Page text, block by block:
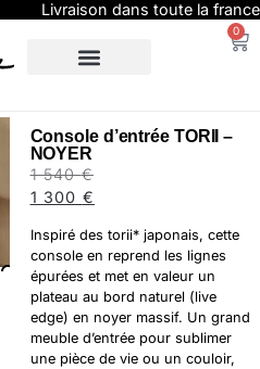
Livraison dans toute la france
0
Console d’entrée TORII –
NOYER
1 540€
1 300 €
Inspiré des torii* japonais, cette
console en reprend les lignes
épurées et met en valeur un
plateau au bord naturel (live
edge) en noyer massif. Un grand
meuble d’entrée pour sublimer
une pièce de vie ou un couloir,